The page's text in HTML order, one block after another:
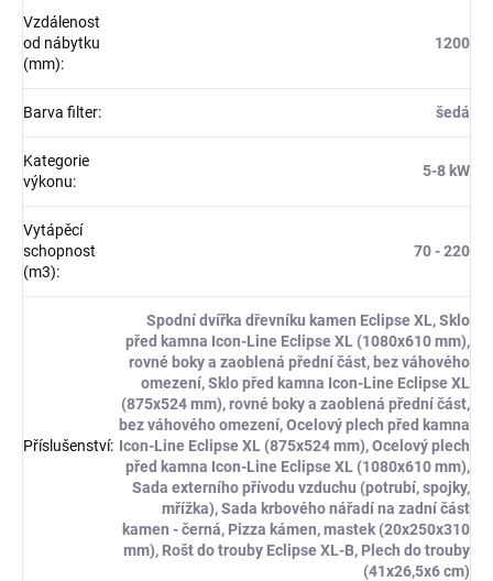
Vzdálenost
od nábytku
(mm):
1200
Barva filter: šedá
Kategorie
výkonu:
5-8 kW
Vytápěcí
schopnost
(m3):
70 - 220
Příslušenství:
Spodní dvířka dřevníku kamen Eclipse XL, Sklo
před kamna Icon-Line Eclipse XL (1080x610 mm),
rovné boky a zaoblená přední část, bez váhového
omezení, Sklo před kamna Icon-Line Eclipse XL
(875x524 mm), rovné boky a zaoblená přední část,
bez váhového omezení, Ocelový plech před kamna
Icon-Line Eclipse XL (875x524 mm), Ocelový plech
před kamna Icon-Line Eclipse XL (1080x610 mm),
Sada externího přívodu vzduchu (potrubí, spojky,
mřížka), Sada krbového nářadí na zadní část
kamen - černá, Pizza kámen, mastek (20x250x310
mm), Rošt do trouby Eclipse XL-B, Plech do trouby
(41x26,5x6 cm)